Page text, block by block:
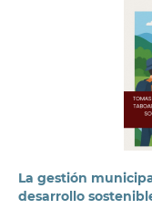
La gestión
desarrollo